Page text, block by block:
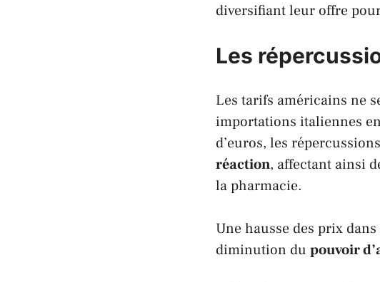
diversifiant leur offre
Les
Les tarifs américains ne
importations italiennes
d’euros, les
réaction, affectant ainsi
la pharmacie.
Une hausse des prix
diminution du pouvoir